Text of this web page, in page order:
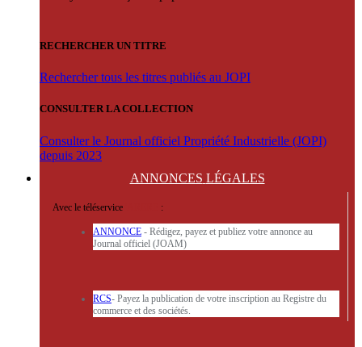
RECHERCHER UN TITRE
Rechercher tous les titres publiés au JOPI
CONSULTER LA COLLECTION
Consulter le Journal officiel Propriété Industrielle (JOPI)
depuis 2023
ANNONCES LÉGALES
Avec le téléservice :
ANNONCE - Rédigez, payez et publiez votre annonce au
Journal officiel (JOAM)
RCS- Payez la publication de votre inscription au Registre du
commerce et des sociétés.